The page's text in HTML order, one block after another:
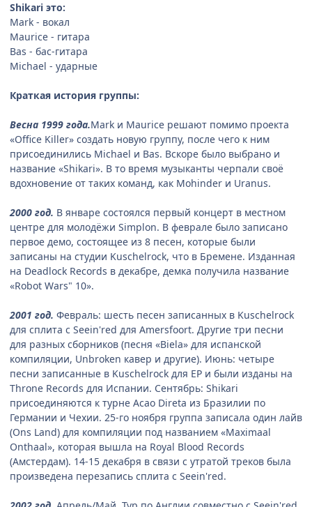
Shikari это:
Mark - вокал
Maurice - гитара
Bas - бас-гитара
Michael - ударные
Краткая история группы:
Весна 1999 года.Mark и Maurice решают помимо проекта
«Office Killer» создать новую группу, после чего к ним
присоединились Michael и Bas. Вскоре было выбрано и
название «Shikari». В то время музыканты черпали своё
вдохновение от таких команд, как Mohinder и Uranus.
2000 год. В январе состоялся первый концерт в местном
центре для молодёжи Simplon. В феврале было записано
первое демо, состоящее из 8 песен, которые были
записаны на студии Kuschelrock, что в Бремене. Изданная
на Deadlock Records в декабре, демка получила название
«Robot Wars" 10».
2001 год. Февраль: шесть песен записанных в Kuschelrock
для сплита с Seein'red для Amersfoort. Другие три песни
для разных сборников (песня «Biela» для испанской
компиляции, Unbroken кавер и другие). Июнь: четыре
песни записанные в Kuschelrock для EP и были изданы на
Throne Records для Испании. Сентябрь: Shikari
присоединяются к турне Acao Direta из Бразилии по
Германии и Чехии. 25-го ноября группа записала один лайв
(Ons Land) для компиляции под названием «Maximaal
Onthaal», которая вышла на Royal Blood Records
(Амстердам). 14-15 декабря в связи с утратой треков была
произведена перезапись сплита с Seein'red.